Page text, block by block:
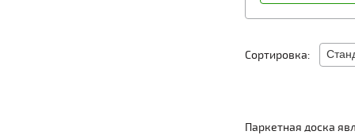
Сортировка:
Паркетная доска